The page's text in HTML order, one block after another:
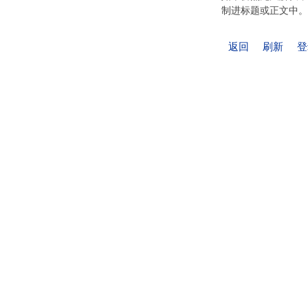
制进标题或正文中。
返回 刷新